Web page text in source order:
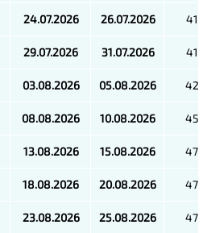
24.07.2026 26.07.2026 410
29.07.2026 31.07.2026 410
03.08.2026 05.08.2026 420
08.08.2026 10.08.2026 450
13.08.2026 15.08.2026 470
18.08.2026 20.08.2026 470
23.08.2026 25.08.2026 470